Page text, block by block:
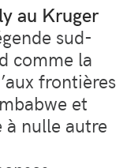
au Kruger
sud-
comme la
frontières
et
à nulle autre